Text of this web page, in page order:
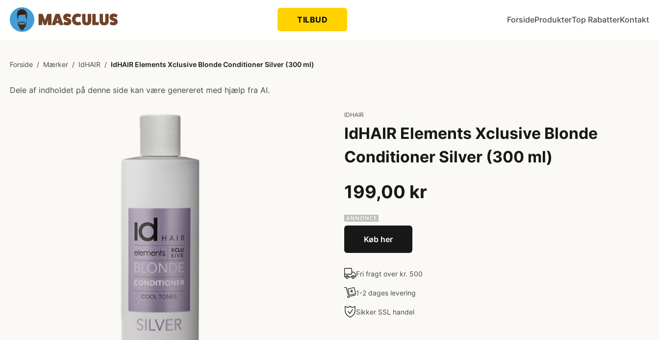
TILBUD ForsideProdukterTop RabatterKontakt
Forside / Mærker / IdHAIR / IdHAIR Elements Xclusive Blonde Conditioner Silver (300 ml)
Dele af indholdet på denne side kan være genereret med hjælp fra AI.
IDHAIR
IdHAIR Elements Xclusive Blonde
Conditioner Silver (300 ml)
199,00 kr
Køb her
Fri fragt over kr. 500
1-2 dages levering
Sikker SSL handel